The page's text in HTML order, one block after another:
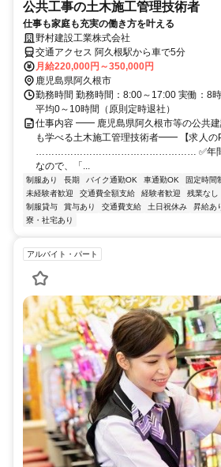
公共工事の土木施工管理技術者
仕事も家庭も充実の働き方を叶える
野村建設工業株式会社
交通アクセス 阿久根駅から車で5分
月給220,000円～350,000円
鹿児島県阿久根市
勤務時間 勤務時間：8:00～17:00 実働：8
平均0～10時間（原則定時退社）
仕事内容 ━━ 鹿児島県阿久根市等の公共
も学べる土木施工管理技術者━━ 【求人の
…………………………………………… ✅年間休
なので、「...
制服あり 長期 バイク通勤OK 車通勤OK 固定時間
未経験者歓迎
交通費全額支給 経験者歓迎 残業なし
制服貸与
賞与あり 交通費支給 土日祝休み 昇給あ
寮・社宅あり
アルバイト・パート